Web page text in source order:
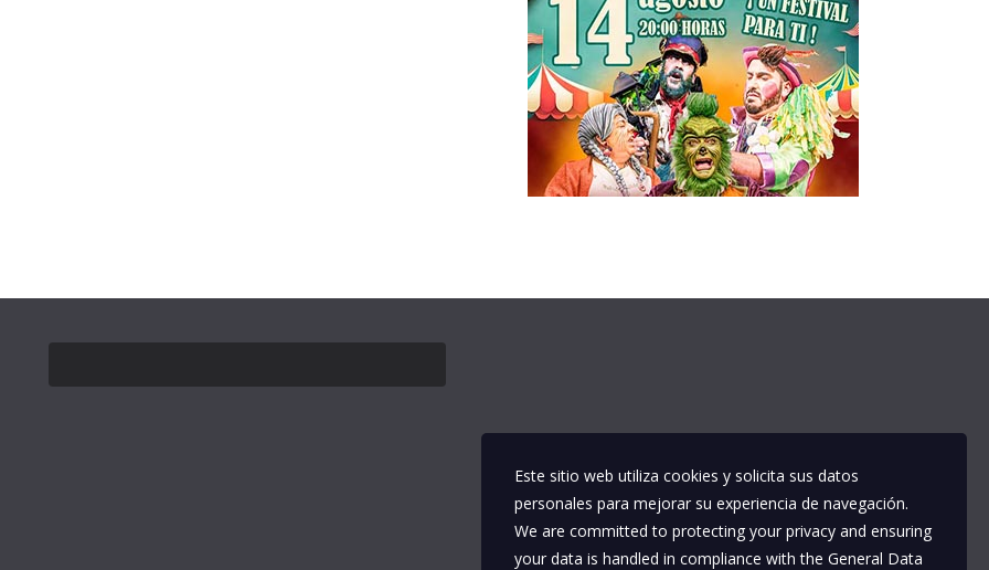
Este sitio web utiliza cookies y solicita sus datos
personales para mejorar su experiencia de navegación.
We are committed to protecting your privacy and ensuring
your data is handled in compliance with the General Data